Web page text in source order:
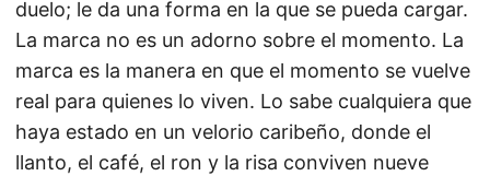
duelo; le da una forma en la que se pueda cargar.
La marca no es un adorno sobre el momento. La
marca es la manera en que el momento se vuelve
real para quienes lo viven. Lo sabe cualquiera que
haya estado en un velorio caribeño, donde el
llanto, el café, el ron y la risa conviven nueve